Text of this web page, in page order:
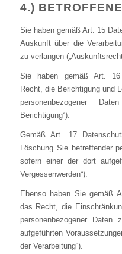
4.)
Sie haben gemäß Art. 15
Auskunft über die
zu verlangen
Sie haben gemäß Art. 16
Recht, die Berichtigung und
personenbezogener
Berichtigung“).
Gemäß Art. 17
Löschung Sie betreffender
sofern einer der dort
Vergessenwerden“).
Ebenso haben Sie gemäß
das Recht, die
personenbezogener
aufgeführten
der Verarbeitung“).